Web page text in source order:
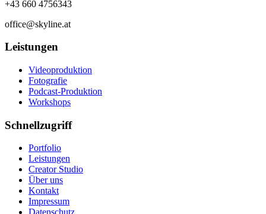
+43 660 4756343
office@skyline.at
Leistungen
Videoproduktion
Fotografie
Podcast-Produktion
Workshops
Schnellzugriff
Portfolio
Leistungen
Creator Studio
Über uns
Kontakt
Impressum